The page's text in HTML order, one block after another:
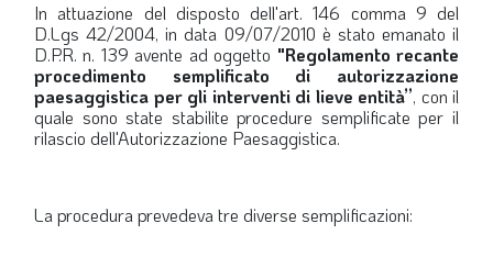
In attuazione del disposto dell'art. 146 comma 9 del
D.Lgs 42/2004, in data 09/07/2010 è stato emanato il
D.P.R. n. 139 avente ad oggetto "Regolamento recante
procedimento semplificato di autorizzazione
paesaggistica per gli interventi di lieve entità”, con il
quale sono state stabilite procedure semplificate per il
rilascio dell'Autorizzazione Paesaggistica.
La procedura prevedeva tre diverse semplificazioni: